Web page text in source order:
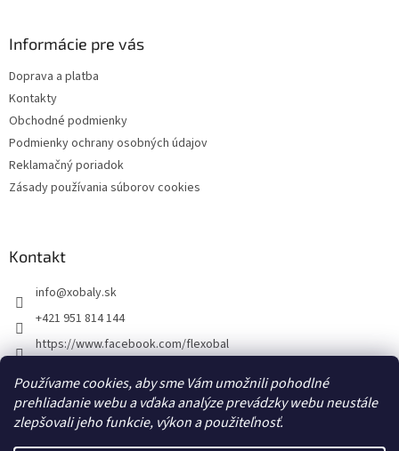
Používame cookies, aby sme Vám umožnili pohodlné
prehliadanie webu a vďaka analýze prevádzky webu neustále
zlepšovali jeho funkcie, výkon a použiteľnosť.
Informácie pre vás
Doprava a platba
Kontakty
Obchodné podmienky
Podmienky ochrany osobných údajov
Reklamačný poriadok
Zásady používania súborov cookies
Kontakt
info@xobaly.sk
+421 951 814 144
https://www.facebook.com/flexobal